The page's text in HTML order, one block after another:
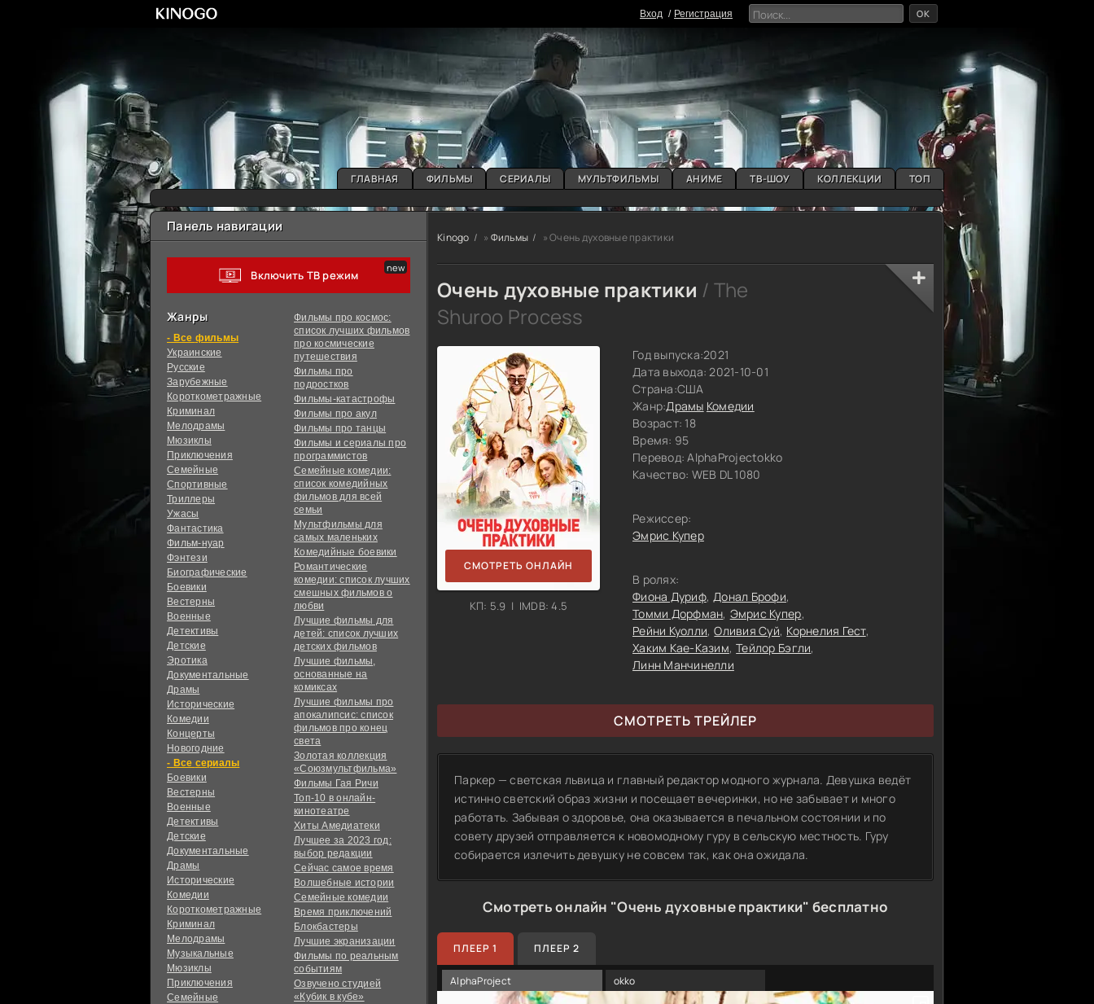
Вxoд Регистрация OK
ГЛАВНАЯ ФИЛЬМЫ СЕРИАЛЫ МУЛЬТФИЛЬМЫ АНИМЕ ТВ-ШОУ КОЛЛЕКЦИИ ТОП
Панель навигации
Включить ТВ режим
Жанры
фильмы
Украинcкие
Русские
Зарубежные
Короткометражные
Криминал
Мелодрамы
Мюзиклы
Приключения
Семейные
Спортивные
Триллеры
Ужасы
Фантастика
Фильм-нуар
Фэнтези
Биографические
Боевики
Вестерны
Военные
Детективы
Детские
Эротика
Документальные
Драмы
Исторические
Комедии
Концерты
Новогодние
сериалы
Боевики
Вестерны
Военные
Детективы
Детские
Документальные
Драмы
Исторические
Комедии
Короткометражные
Криминал
Мелодрамы
Музыкальные
Мюзиклы
Приключения
Семейные
Фильмы про космос:
список лучших фильмов
про космические
путешествия
Фильмы про
подростков
Фильмы-катастрофы
Фильмы про акул
Фильмы про танцы
Фильмы и сериалы про
программистов
Семейные комедии:
список комедийных
фильмов для всей
семьи
Мультфильмы для
самых маленьких
Комедийные боевики
Романтические
комедии: список лучших
смешных фильмов о
любви
Лучшие фильмы для
детей: список лучших
детских фильмов
Лучшие фильмы,
основанные на
комиксах
Лучшие фильмы про
апокалипсис: список
фильмов про конец
света
Золотая коллекция
«Союзмультфильма»
Фильмы Гая Ричи
Топ-10 в онлайн-
кинотеатре
Хиты Амедиатеки
Лучшее за 2023 год:
выбор редакции
Сейчас самое время
Волшебные истории
Семейные комедии
Время приключений
Блокбастеры
Лучшие экранизации
Фильмы по реальным
событиям
Озвучено студией
«Кубик в кубе»
Kinogo » Фильмы » Очень духовные практики
Очень духовные практики / The
Shuroo Process
СМОТРЕТЬ ОНЛАЙН
КП: 5.9 | IMDB: 4.5
Год выпуска:2021
Дата выхода: 2021-10-01
Страна:США
Жанр:Драмы Комедии
Возраст: 18
Время: 95
Перевод:AlphaProjectokko
Качество: WEB DL 1080
Режиссер:
Эмрис Купер
В ролях:
Фиона Дуриф Донал Брофи
Томми Дорфман Эмрис Купер
Рейни Куолли Оливия Суй Корнелия Гест
Хаким Кае-Казим Тейлор Бэгли
Линн Манчинелли
СМОТРЕТЬ ТРЕЙЛЕР
Паркер — светская львица и главный редактор модного журнала. Девушка ведёт
истинно светский образ жизни и посещает вечеринки, но не забывает и много
работать. Забывая о здоровье, она оказывается в печальном состоянии и по
совету друзей отправляется к новомодному гуру в сельскую местность. Гуру
собирается излечить девушку не совсем так, как она ожидала.
Смотреть онлайн "Очень духовные практики" бесплатно
ПЛЕЕР 1 ПЛЕЕР 2
AlphaProject okko